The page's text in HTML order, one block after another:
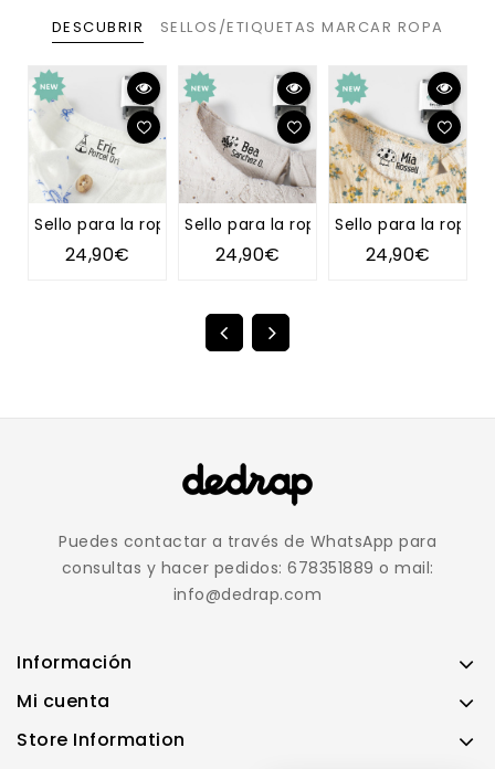
DESCUBRIR SELLOS/ETIQUETAS MARCAR ROPA
Sello para la ropa TIPI
24,90€
Sello para la ropa DIENTE DE LEÓN
24,90€
Sello para la ropa
24,90€
Puedes contactar a través de WhatsApp para
consultas y hacer pedidos: 678351889 o mail:
info@dedrap.com
Información
Mi cuenta
Store Information